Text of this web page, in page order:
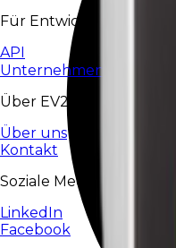
Für Entwickler
API
Unternehmen
Über EV24
Über uns
Kontakt
Soziale Medien
LinkedIn
Facebook